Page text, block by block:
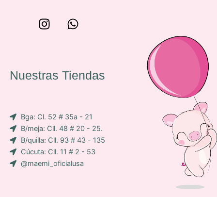
e
p
c
o
n
-
f
I
a
g
m
W
s
a
Nuestras Tiendas
Bga: Cl. 52 # 35a - 21
B/meja: Cll. 48 # 20 - 25.
B/quilla: Cll. 93 # 43 - 135
Cúcuta: Cll. 11 # 2 - 53
@maemi_oficialusa